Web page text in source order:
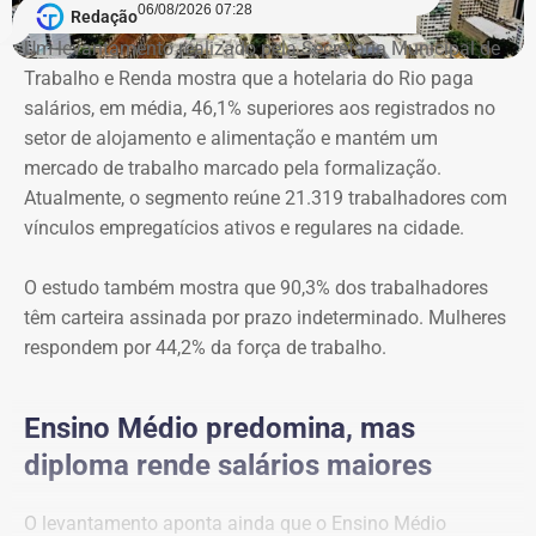
premiada e devem
cumprir o tempo de prisão
previsto no acordo
Apesar do aumento da pena, os ex-policiais militares
firmaram delação premiada para apontar os mandantes do
colaborações fossem homologadas e os dados fornecidos
confirmados, eles teriam redução de pena: Lessa cumpriria 18
anos em regime fechado, enquanto Élcio, 11 anos — este,
efetivamente a identificar os mandantes.
no acordo homologado devem ser mantidas, e que o juiz
Redação06/08/2026 07:28
Um levantamento realizado pela Secretaria Municipal de
Trabalho e Renda mostra que a hotelaria do Rio paga
salários, em média, 46,1% superiores aos registrados no
setor de alojamento e alimentação e mantém um
mercado de trabalho marcado pela formalização.
Atualmente, o segmento reúne 21.319 trabalhadores com
vínculos empregatícios ativos e regulares na cidade.
O estudo também mostra que 90,3% dos trabalhadores
têm carteira assinada por prazo indeterminado. Mulheres
respondem por 44,2% da força de trabalho.
Ensino Médio predomina, mas
diploma rende salários maiores
O levantamento aponta ainda que o Ensino Médio